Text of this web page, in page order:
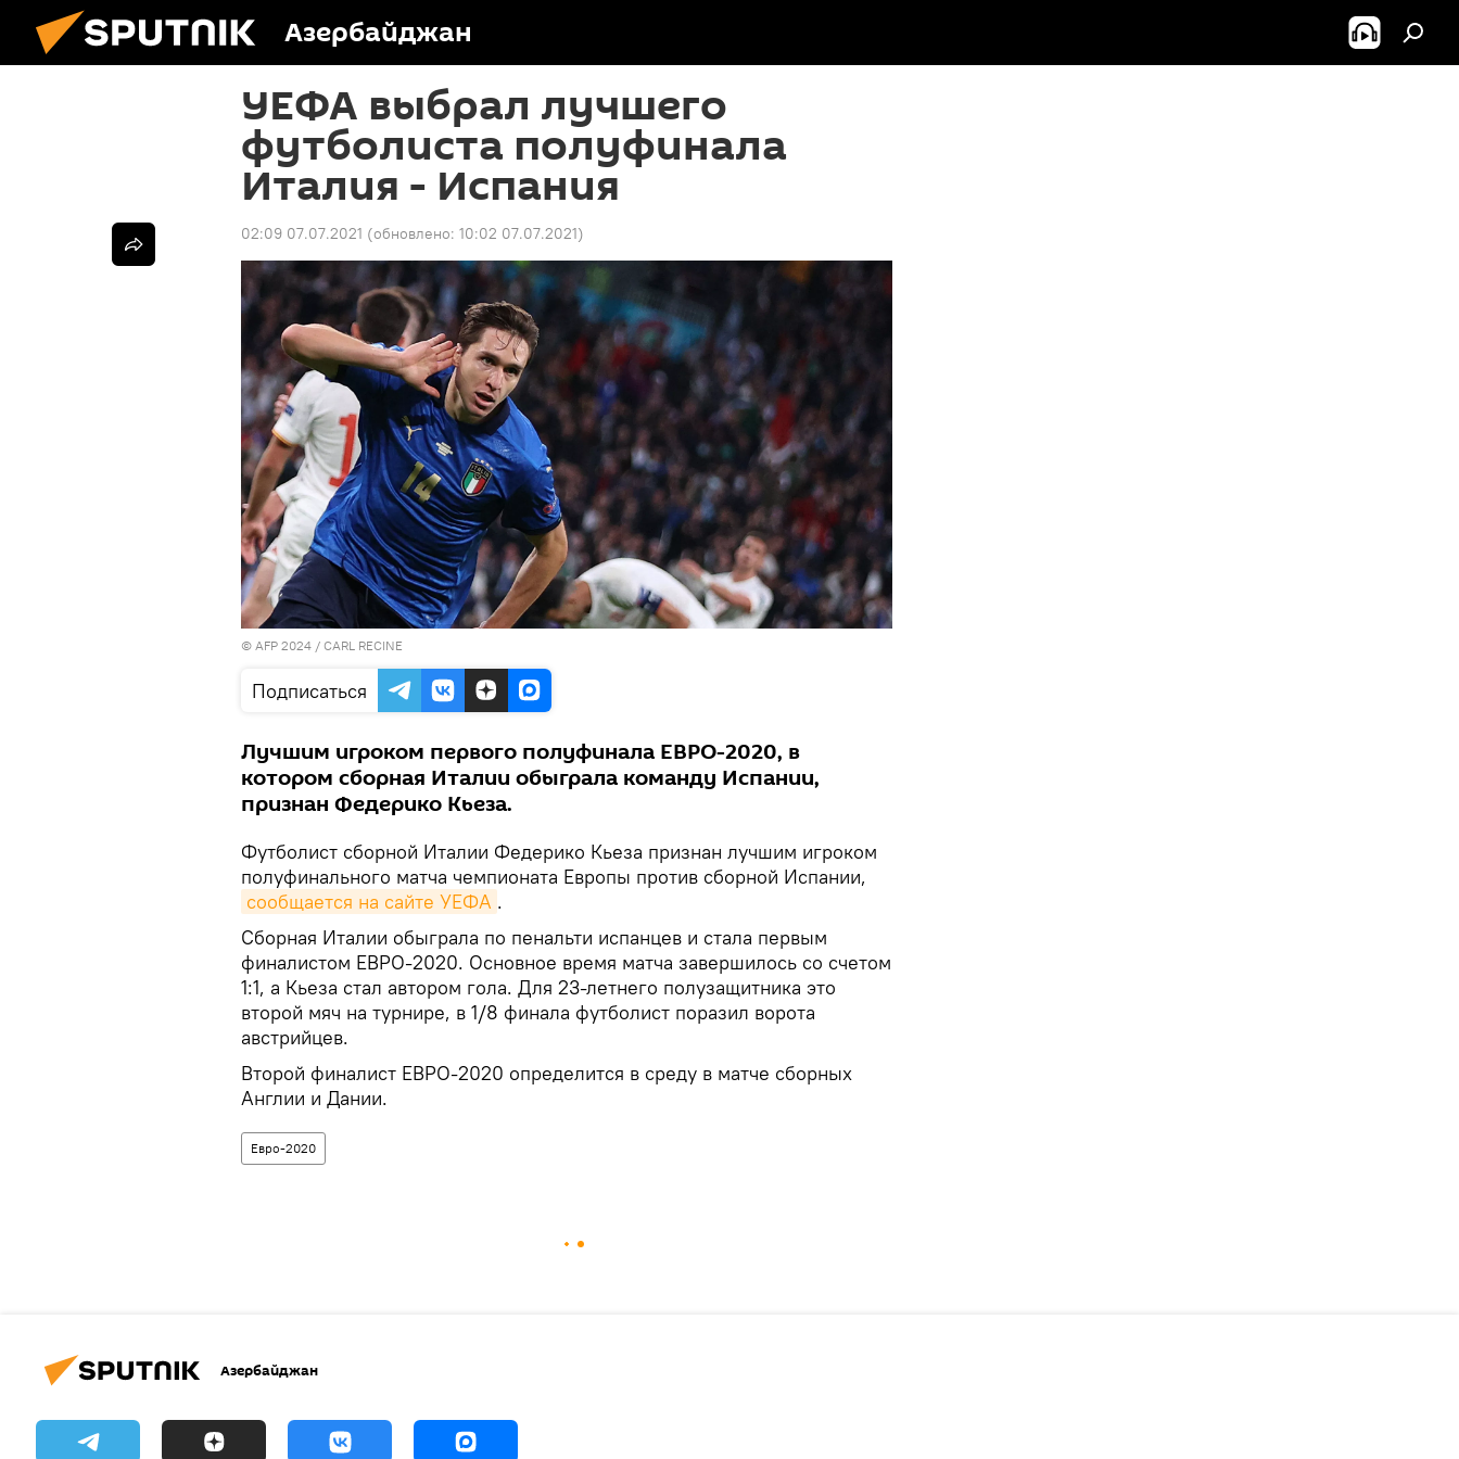
Азербайджан
УЕФА выбрал лучшего
футболиста полуфинала
Италия - Испания
02:09 07.07.2021 (обновлено: 10:02 07.07.2021)
© AFP 2024 / CARL RECINE
Подписаться
Лучшим игроком первого полуфинала ЕВРО-2020, в
котором сборная Италии обыграла команду Испании,
признан Федерико Кьеза.
Футболист сборной Италии Федерико Кьеза признан лучшим игроком
полуфинального матча чемпионата Европы против сборной Испании,
сообщается на сайте УЕФА .
Сборная Италии обыграла по пенальти испанцев и стала первым
финалистом ЕВРО-2020. Основное время матча завершилось со счетом
1:1, а Кьеза стал автором гола. Для 23-летнего полузащитника это
второй мяч на турнире, в 1/8 финала футболист поразил ворота
австрийцев.
Второй финалист ЕВРО-2020 определится в среду в матче сборных
Англии и Дании.
Евро-2020
Азербайджан